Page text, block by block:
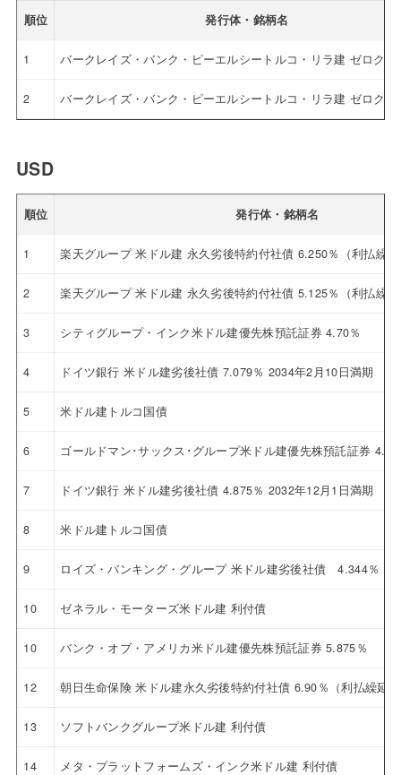
順位 発行体・銘柄名
1 バークレイズ・バンク・ピーエルシートルコ・リラ建 ゼロクー
2 バークレイズ・バンク・ピーエルシートルコ・リラ建 ゼロクー
USD
順位 発行体・銘柄名
1 楽天グループ 米ドル建 永久劣後特約付社債 6.250％（利払繰
2 楽天グループ 米ドル建 永久劣後特約付社債 5.125％（利払繰
3 シティグループ・インク米ドル建優先株預託証券 4.70％
4 ドイツ銀行 米ドル建劣後社債 7.079％ 2034年2月10日満期
5 米ドル建トルコ国債
6 ゴールドマン･サックス･グループ米ドル建優先株預託証券
7 ドイツ銀行 米ドル建劣後社債 4.875％ 2032年12月1日満期
8 米ドル建トルコ国債
9 ロイズ・バンキング・グループ 米ドル建劣後社債 4.344％
10 ゼネラル・モーターズ米ドル建 利付債
10 バンク・オブ・アメリカ米ドル建優先株預託証券 5.875％
12 朝日生命保険 米ドル建永久劣後特約付社債 6.90％（利払繰延
13 ソフトバンクグループ米ドル建 利付債
14 メタ・プラットフォームズ・インク米ドル建 利付債